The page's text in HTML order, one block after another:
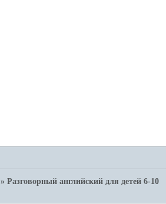
»Разговорный английский для детей 6-10